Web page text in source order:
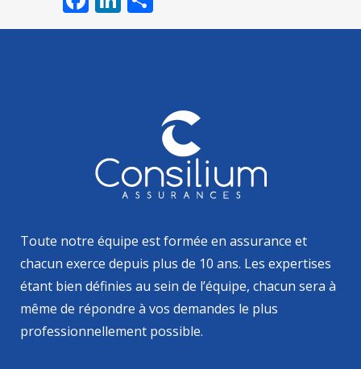
Toute notre équipe est formée en assurance et
chacun exerce depuis plus de 10 ans. Les expertises
étant bien définies au sein de l’équipe, chacun sera à
même de répondre à vos demandes le plus
professionnellement possible.